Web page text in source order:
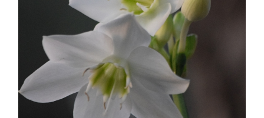
julio 2018
abril 2018
junio 2017
enero 2017
noviembre 2016